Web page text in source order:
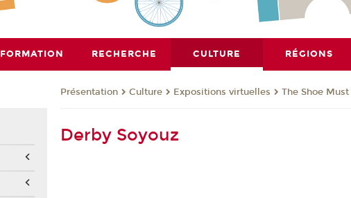
FORMATION RECHERCHE CULTURE RÉGIONS
Présentation Culture Expositions virtuelles The Shoe Must
Derby Soyouz